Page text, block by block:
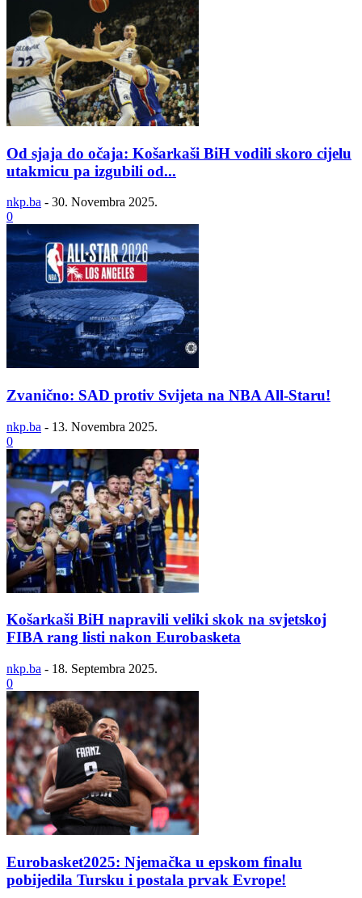
Od sjaja do očaja: Košarkaši BiH vodili skoro cijelu
utakmicu pa izgubili od...
nkp.ba - 30. Novembra 2025.
0
Zvanično: SAD protiv Svijeta na NBA All-Staru!
nkp.ba - 13. Novembra 2025.
0
Košarkaši BiH napravili veliki skok na svjetskoj
FIBA rang listi nakon Eurobasketa
nkp.ba - 18. Septembra 2025.
0
Eurobasket2025: Njemačka u epskom finalu
pobijedila Tursku i postala prvak Evrope!